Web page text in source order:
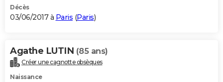
Décès
03/06/2017 à Paris (Paris)
Agathe LUTIN (85 ans)
Créer une cagnotte obsèques
Naissance